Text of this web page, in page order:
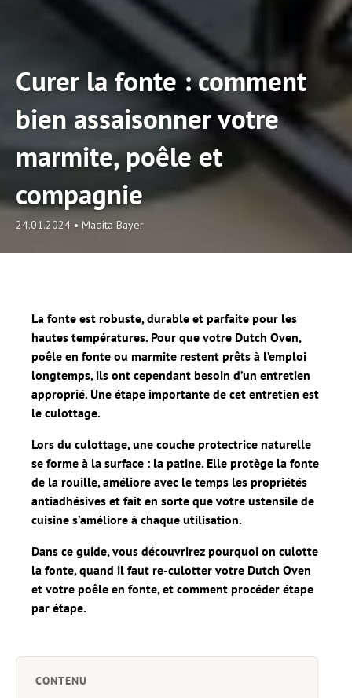
Curer la fonte : comment
bien assaisonner votre
marmite, poêle et
compagnie
24.01.2024 • Madita Bayer
La fonte est robuste, durable et parfaite pour les
hautes températures. Pour que votre Dutch Oven,
poêle en fonte ou marmite restent prêts à l’emploi
longtemps, ils ont cependant besoin d’un entretien
approprié. Une étape importante de cet entretien est
le culottage.
Lors du culottage, une couche protectrice naturelle
se forme à la surface : la patine. Elle protège la fonte
de la rouille, améliore avec le temps les propriétés
antiadhésives et fait en sorte que votre ustensile de
cuisine s’améliore à chaque utilisation.
Dans ce guide, vous découvrirez pourquoi on culotte
la fonte, quand il faut re-culotter votre Dutch Oven
et votre poêle en fonte, et comment procéder étape
par étape.
CONTENU